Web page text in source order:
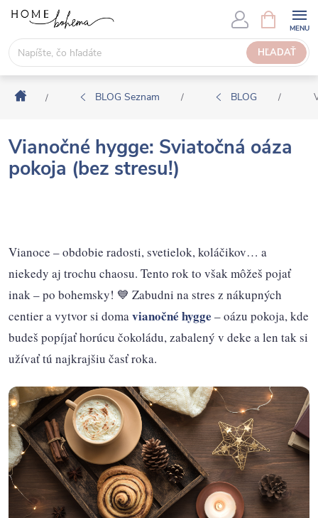
s
HĽADAŤ
Á
K
U
P
N
Š
Domov
/ BLOG Seznam / BLOG /
Vianočné hygge: Sviatočná oáza
pokoja (bez stresu!)
Vianoce – obdobie radosti, svetielok, koláčikov… a
niekedy aj trochu chaosu. Tento rok to však môžeš pojať
inak – po bohemsky! 💙 Zabudni na stres z nákupných
centier a vytvor si domavianočné hygge – oázu pokoja, kde
budeš popíjať horúcu čokoládu, zabalený v deke a len tak si
užívať tú najkrajšiu časť roka.